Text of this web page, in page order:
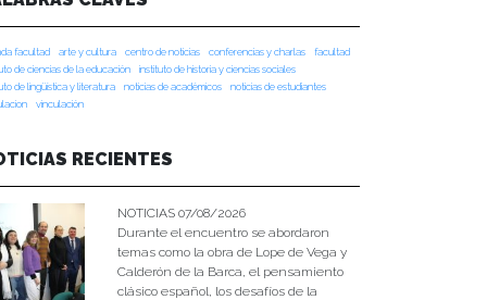
facultad arte y cultura centro de noticias conferencias y charlas
facultad
de ciencias de la educación
instituto de historia y ciencias sociales
de lingüística y literatura
noticias de académicos
noticias de estudiantes
vinculación
RECIENTES
NOTICIAS 07/08/2026
Durante el encuentro se abordaron
temas como la obra de Lope de Vega y
Calderón de la Barca, el pensamiento
clásico español, los desafíos de la